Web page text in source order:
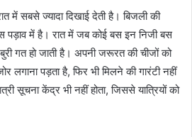
में सबसे ज्यादा दिखाई देती है। बिजली की
पड़ाव में है। रात में जब कोई बस इन निजी बस
बुरी गत हो जाती है। अपनी जरूरत की चीजों को
लगाना पड़ता है, फिर भी मिलने की गारंटी नहीं
सूचना केंद्र भी नहीं होता, जिससे यात्रियों को